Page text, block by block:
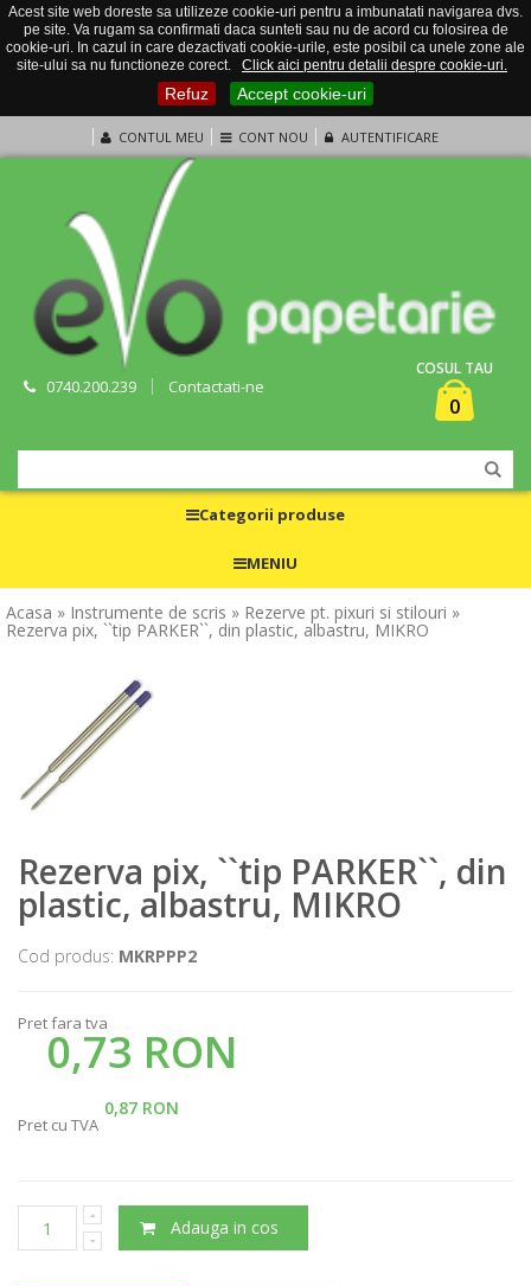
Acest site web doreste sa utilizeze cookie-uri pentru a imbunatati navigarea dvs.
pe site. Va rugam sa confirmati daca sunteti sau nu de acord cu folosirea de
cookie-uri. In cazul in care dezactivati cookie-urile, este posibil ca unele zone ale
site-ului sa nu functioneze corect.
Click aici pentru detalii despre cookie-uri.
Refuz Accept cookie-uri
CONTUL MEU CONT NOU AUTENTIFICARE
0740.200.239 Contactati-ne
COSUL TAU
0
Categorii produse
MENIU
Acasa » Instrumente de scris » Rezerve pt. pixuri si stilouri »
Rezerva pix, ``tip PARKER``, din plastic, albastru, MIKRO
Rezerva pix, ``tip PARKER``, din
plastic, albastru, MIKRO
Cod produs: MKRPPP2
Pret fara tva
0,73 RON
0,87 RON
Pret cu TVA
Adauga in cos